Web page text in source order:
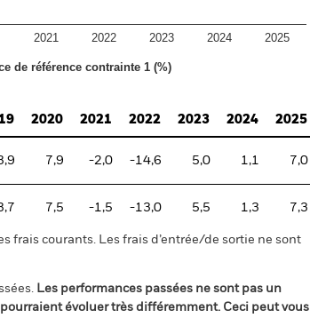
de référence contrainte 1 (%)
2021 2022 2023 2024 2025
2020 2021 2022 2023 2024 2025
7,9 -2,0 -14,6 5,0 1,1 7,0
7,5 -1,5 -13,0 5,5 1,3 7,3
frais courants. Les frais d’entrée/de sortie ne sont
Les performances passées ne sont pas un
évoluer très différemment. Ceci peut vous